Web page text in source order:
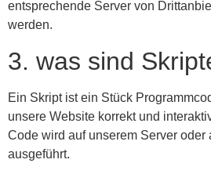
entsprechende Server von
werden.
3. was sind
Ein Skript ist ein Stück
unsere Website korrekt und
Code wird auf unserem Server oder
ausgeführt.